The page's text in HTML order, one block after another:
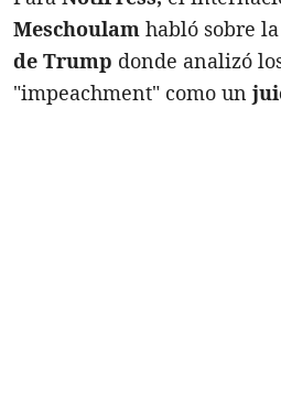
Meschoulam habló sobre
de Trump donde analizó
"impeachment" como un